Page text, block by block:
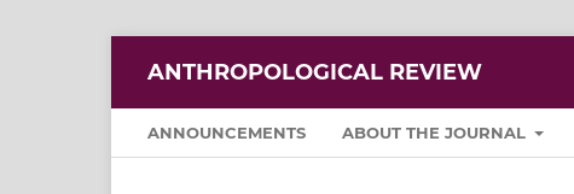
ANTHROPOLOGICAL REVIEW
ANNOUNCEMENTS ABOUT THE JOURNAL